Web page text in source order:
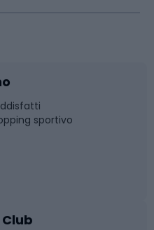
sportivo